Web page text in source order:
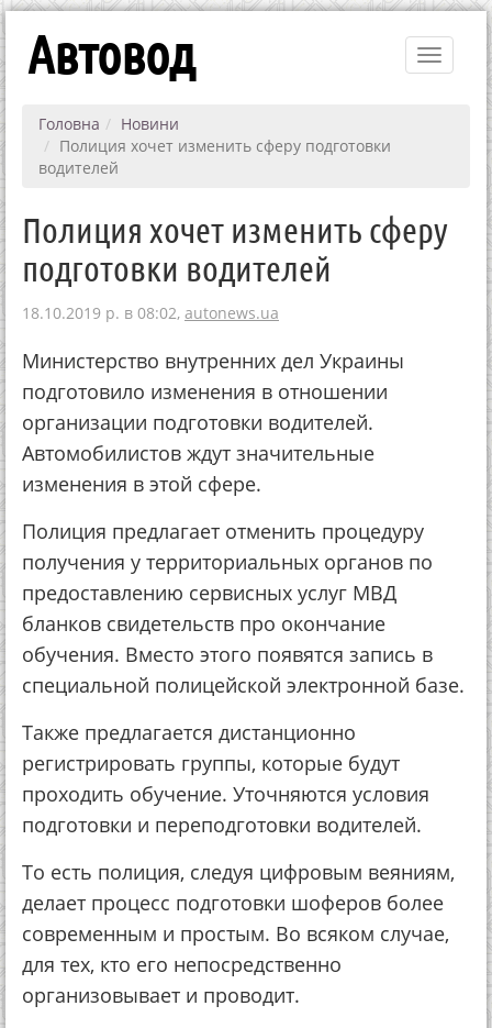
Toggle
Автовод
Головна
Новини
Полиция хочет изменить сферу подготовки
водителей
Полиция хочет изменить сферу
подготовки водителей
18.10.2019 р. в 08:02, autonews.ua
Министерство внутренних дел Украины
подготовило изменения в отношении
организации подготовки водителей.
Автомобилистов ждут значительные
изменения в этой сфере.
Полиция предлагает отменить процедуру
получения у территориальных органов по
предоставлению сервисных услуг МВД
бланков свидетельств про окончание
обучения. Вместо этого появятся запись в
специальной полицейской электронной базе.
Также предлагается дистанционно
регистрировать группы, которые будут
проходить обучение. Уточняются условия
подготовки и переподготовки водителей.
То есть полиция, следуя цифровым веяниям,
делает процесс подготовки шоферов более
современным и простым. Во всяком случае,
для тех, кто его непосредственно
организовывает и проводит.